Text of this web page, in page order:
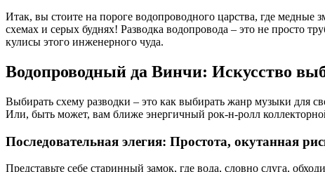
Итак, вы стоите на пороге водопроводного царства, где медные
схемах и серых буднях! Разводка водопровода – это не просто
кулисы этого инженерного чуда.
Водопроводный да Винчи: Искусство
Выбирать схему разводки – это как выбирать жанр музыки для
Или, быть может, вам ближе энергичный рок-н-ролл
Последовательная элегия: Простота, окутанная
Представьте себе старинный замок, где вода, словно слуга,